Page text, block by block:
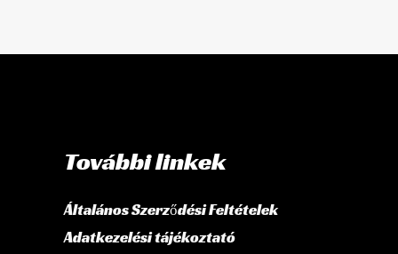
További linkek
Általános Szerződési Feltételek
Adatkezelési tájékoztató